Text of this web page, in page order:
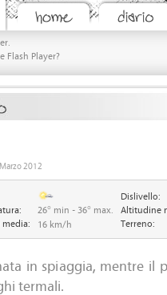
Flash Player?
2012
26° min - 36° max.
16 km/h
Dislivello:
Altitudine
Terreno:
in spiaggia, mentre il
termali.